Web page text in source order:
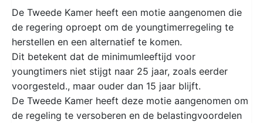
De Tweede Kamer heeft een motie aangenomen die
de regering oproept om de youngtimerregeling te
herstellen en een alternatief te komen.
Dit betekent dat de minimumleeftijd voor
youngtimers niet stijgt naar 25 jaar, zoals eerder
voorgesteld., maar ouder dan 15 jaar blijft.
De Tweede Kamer heeft deze motie aangenomen om
de regeling te versoberen en de belastingvoordelen